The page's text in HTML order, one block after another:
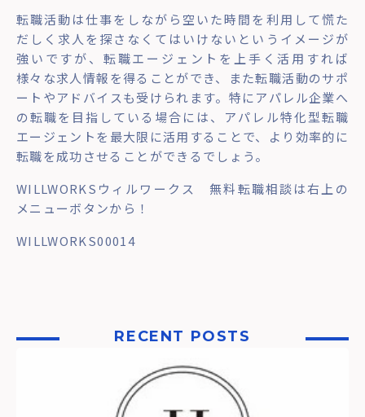
転職活動は仕事をしながら空いた時間を利用して慌た
だしく求人を探さなくてはいけないというイメージが
強いですが、転職エージェントを上手く活用すれば
様々な求人情報を得ることができ、また転職活動のサポ
ートやアドバイスも受けられます。特にアパレル企業へ
の転職を目指している場合には、アパレル特化型転職
エージェントを最大限に活用することで、より効率的に
転職を成功させることができるでしょう。
WILLWORKSウィルワークス 無料転職相談は右上の
メニューボタンから！
WILLWORKS00014
RECENT POSTS